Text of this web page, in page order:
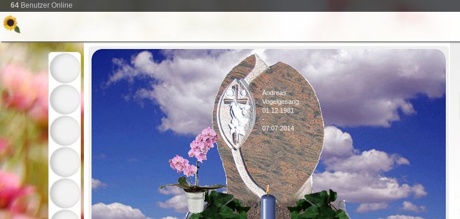
64 Benutzer Online
Andreas
Vogelgesang
01.12.1981
-
07.07.2014